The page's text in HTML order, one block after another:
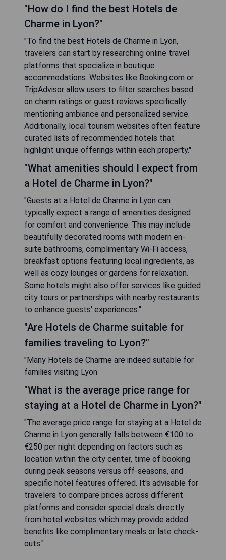
"How do I find the best Hotels de
Charme in Lyon?"
"To find the best Hotels de Charme in Lyon,
travelers can start by researching online travel
platforms that specialize in boutique
accommodations. Websites like Booking.com or
TripAdvisor allow users to filter searches based
on charm ratings or guest reviews specifically
mentioning ambiance and personalized service.
Additionally, local tourism websites often feature
curated lists of recommended hotels that
highlight unique offerings within each property."
"What amenities should I expect from
a Hotel de Charme in Lyon?"
"Guests at a Hotel de Charme in Lyon can
typically expect a range of amenities designed
for comfort and convenience. This may include
beautifully decorated rooms with modern en-
suite bathrooms, complimentary Wi-Fi access,
breakfast options featuring local ingredients, as
well as cozy lounges or gardens for relaxation.
Some hotels might also offer services like guided
city tours or partnerships with nearby restaurants
to enhance guests' experiences."
"Are Hotels de Charme suitable for
families traveling to Lyon?"
"Many Hotels de Charme are indeed suitable for
families visiting Lyon
"What is the average price range for
staying at a Hotel de Charme in Lyon?"
"The average price range for staying at a Hotel de
Charme in Lyon generally falls between €100 to
€250 per night depending on factors such as
location within the city center, time of booking
during peak seasons versus off-seasons, and
specific hotel features offered. It's advisable for
travelers to compare prices across different
platforms and consider special deals directly
from hotel websites which may provide added
benefits like complimentary meals or late check-
outs."